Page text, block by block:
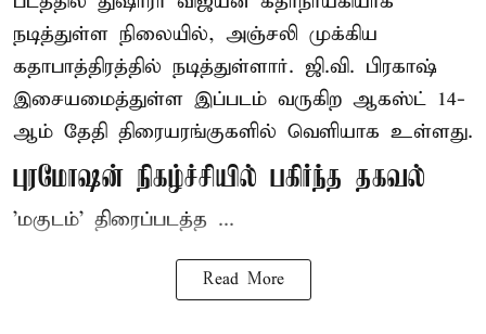
நடித்துள்ள நிலையில், அஞ்சலி முக்கிய
கதாபாத்திரத்தில் நடித்துள்ளார். ஜி.வி. பிரகாஷ்
இசையமைத்துள்ள இப்படம் வருகிற ஆகஸ்ட் 14-
ஆம் தேதி திரையரங்குகளில் வெளியாக உள்ளது.
புரமோஷன் நிகழ்ச்சியில் பகிர்ந்த தகவல்
'மகுடம்' திரைப்படத்த ...
Read More